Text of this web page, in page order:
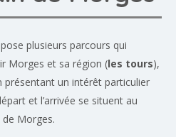
plusieurs parcours qui
Morges et sa région (les tours),
présentant un intérêt particulier
et l’arrivée se situent au
de Morges.